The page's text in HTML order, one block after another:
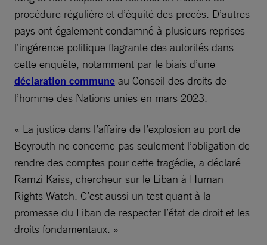
procédure régulière et d’équité des procès. D’autres
pays ont également condamné à plusieurs reprises
l’ingérence politique flagrante des autorités dans
cette enquête, notamment par le biais d’une
déclaration commune au Conseil des droits de
l’homme des Nations unies en mars 2023.
« La justice dans l’affaire de l’explosion au port de
Beyrouth ne concerne pas seulement l’obligation de
rendre des comptes pour cette tragédie, a déclaré
Ramzi Kaiss, chercheur sur le Liban à Human
Rights Watch. C’est aussi un test quant à la
promesse du Liban de respecter l’état de droit et les
droits fondamentaux. »